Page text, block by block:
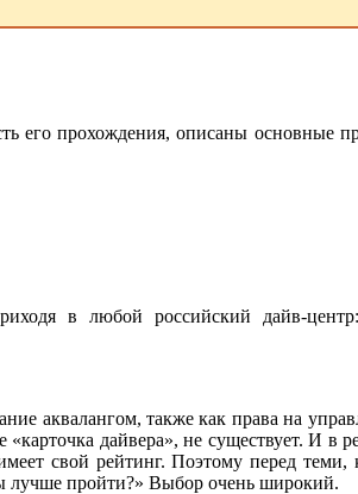
его прохождения, описаны основные
в любой российский дайв-
аквалангом, также как права на
дайвера», не существует. И в
свой рейтинг. Поэтому перед теми,
лучше пройти?» Выбор очень широкий.